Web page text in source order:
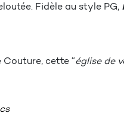
Fidèle au style PG,
Couture, cette “église de